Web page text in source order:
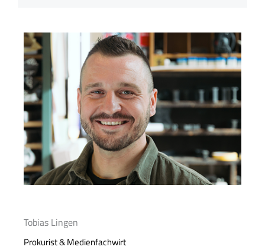
Tobias Lingen
Prokurist & Medienfachwirt